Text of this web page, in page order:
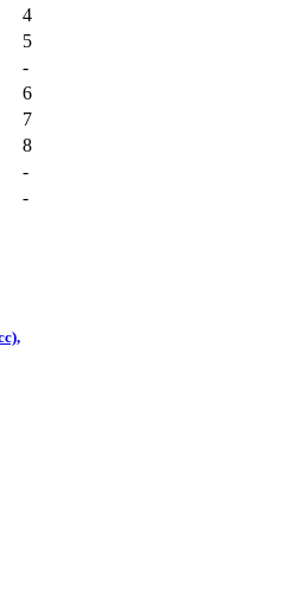
4
5
-
6
7
8
-
-